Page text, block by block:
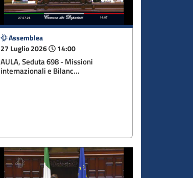
Assemblea
27 Luglio 2026
14:00
AULA, Seduta 698 - Missioni
internazionali e Bilanc...